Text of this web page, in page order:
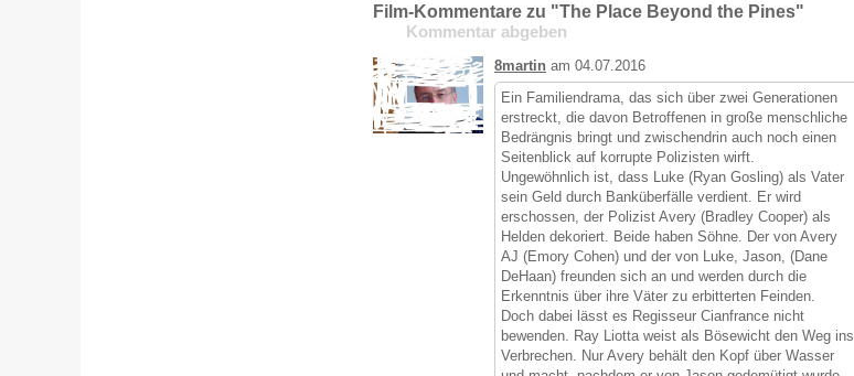
Film-Kommentare zu "The Place Beyond the Pines"
Kommentar abgeben
8martin am 04.07.2016
Ein Familiendrama, das sich über zwei Generationen
erstreckt, die davon Betroffenen in große menschliche
Bedrängnis bringt und zwischendrin auch noch einen
Seitenblick auf korrupte Polizisten wirft.
Ungewöhnlich ist, dass Luke (Ryan Gosling) als Vater
sein Geld durch Banküberfälle verdient. Er wird
erschossen, der Polizist Avery (Bradley Cooper) als
Helden dekoriert. Beide haben Söhne. Der von Avery
AJ (Emory Cohen) und der von Luke, Jason, (Dane
DeHaan) freunden sich an und werden durch die
Erkenntnis über ihre Väter zu erbitterten Feinden.
Doch dabei lässt es Regisseur Cianfrance nicht
bewenden. Ray Liotta weist als Bösewicht den Weg ins
Verbrechen. Nur Avery behält den Kopf über Wasser